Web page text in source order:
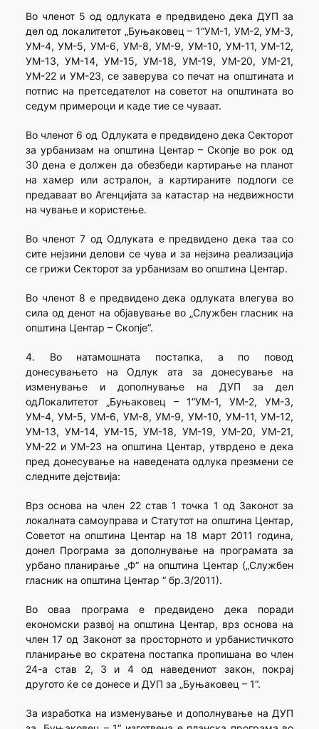
Во членот 5 од одлуката е предвидено дека ДУП за
дел од локалитетот „Буњаковец – 1“УМ-1, УМ-2, УМ-3,
УМ-4, УМ-5, УМ-6, УМ-8, УМ-9, УМ-10, УМ-11, УМ-12,
УМ-13, УМ-14, УМ-15, УМ-18, УМ-19, УМ-20, УМ-21,
УМ-22 и УМ-23, се заверува со печат на општината и
потпис на претседателот на советот на општината во
седум примероци и каде тие се чуваат.
Во членот 6 од Одлуката е предвидено дека Секторот
за урбанизам на општина Центар – Скопје во рок од
30 дена е должен да обезбеди картирање на планот
на хамер или астралон, а картираните подлоги се
предаваат во Агенцијата за катастар на недвижности
на чување и користење.
Во членот 7 од Одлуката е предвидено дека таа со
сите нејзини делови се чува и за нејзина реализација
се грижи Секторот за урбанизам во општина Центар.
Во членот 8 е предвидено дека одлуката влегува во
сила од денот на објавување во „Службен гласник на
општина Центар – Скопје“.
4. Во натамошната постапка, а по повод
донесувањето на Одлук ата за донесување на
изменување и дополнување на ДУП за дел
одЛокалитетот „Буњаковец – 1“УМ-1, УМ-2, УМ-3,
УМ-4, УМ-5, УМ-6, УМ-8, УМ-9, УМ-10, УМ-11, УМ-12,
УМ-13, УМ-14, УМ-15, УМ-18, УМ-19, УМ-20, УМ-21,
УМ-22 и УМ-23 на општина Центар, утврдено е дека
пред донесување на наведената одлука презмени се
следните дејствија:
Врз основа на член 22 став 1 точка 1 од Законот за
локалната самоуправа и Статутот на општина Центар,
Советот на општина Центар на 18 март 2011 година,
донел Програма за дополнување на програмата за
урбано планирање „Ф“ на општина Центар („Службен
гласник на општина Центар “ бр.3/2011).
Во оваа програма е предвидено дека поради
економски развој на општина Центар, врз основа на
член 17 од Законот за просторното и урбанистичкото
планирање во скратена постапка пропишана во член
24-а став 2, 3 и 4 од наведениот закон, покрај
другото ќе се донесе и ДУП за „Буњаковец – 1“.
За изработка на изменување и дополнување на ДУП